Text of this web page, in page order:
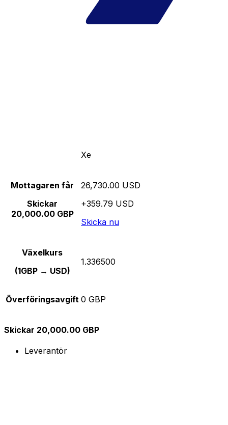
Xe
Mottagaren får
Skickar
20,000.00 GBP
26,730.00 USD
+359.79 USD
Skicka nu
Växelkurs
(1GBP → USD)
1.336500
Överföringsavgift 0 GBP
Skickar 20,000.00 GBP
Leverantör